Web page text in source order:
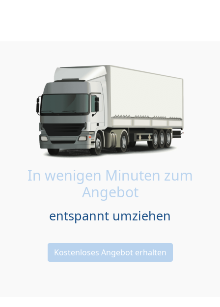
In wenigen Minuten zum
Angebot
entspannt umziehen
Kostenloses Angebot erhalten